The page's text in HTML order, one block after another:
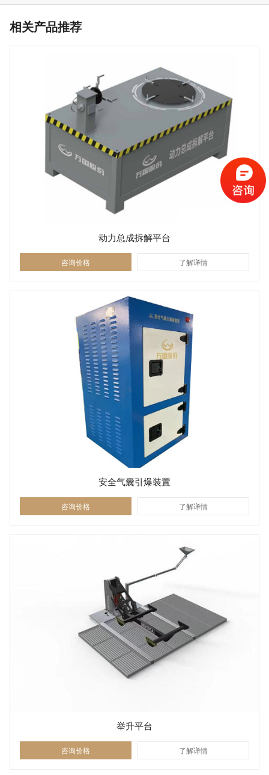
相关产品推荐
动力总成拆解平台
咨询价格 了解详情
安全气囊引爆装置
咨询价格 了解详情
举升平台
咨询价格 了解详情